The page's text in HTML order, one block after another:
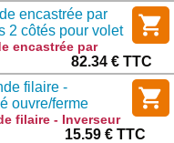
encastrée par
2 côtés pour volet
encastrée par
2 côtés pour volet
82.34 € TTC
filaire -
ouvre/ferme
filaire - Inverseur
: 13211215.59 € TTC